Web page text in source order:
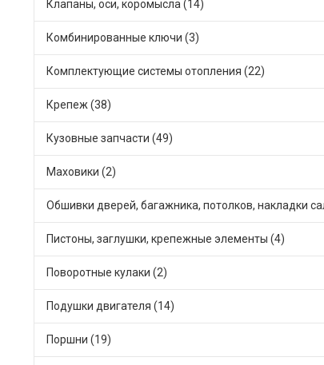
Клапаны, оси, коромысла (14)
Комбинированные ключи (3)
Комплектующие системы отопления (22)
Крепеж (38)
Кузовные запчасти (49)
Маховики (2)
Пистоны, заглушки, крепежные элементы (4)
Поворотные кулаки (2)
Подушки двигателя (14)
Поршни (19)